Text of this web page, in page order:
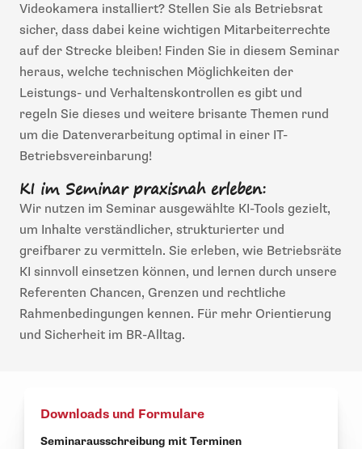
Videokamera installiert? Stellen Sie als Betriebsrat
sicher, dass dabei keine wichtigen Mitarbeiterrechte
auf der Strecke bleiben! Finden Sie in diesem Seminar
heraus, welche technischen Möglichkeiten der
Leistungs- und Verhaltenskontrollen es gibt und
regeln Sie dieses und weitere brisante Themen rund
um die Datenverarbeitung optimal in einer IT-
Betriebsvereinbarung!
KI im Seminar praxisnah erleben:
Wir nutzen im Seminar ausgewählte KI-Tools gezielt,
um Inhalte verständlicher, strukturierter und
greifbarer zu vermitteln. Sie erleben, wie Betriebsräte
KI sinnvoll einsetzen können, und lernen durch unsere
Referenten Chancen, Grenzen und rechtliche
Rahmenbedingungen kennen. Für mehr Orientierung
und Sicherheit im BR-Alltag.
Downloads und Formulare
Seminarausschreibung mit Terminen